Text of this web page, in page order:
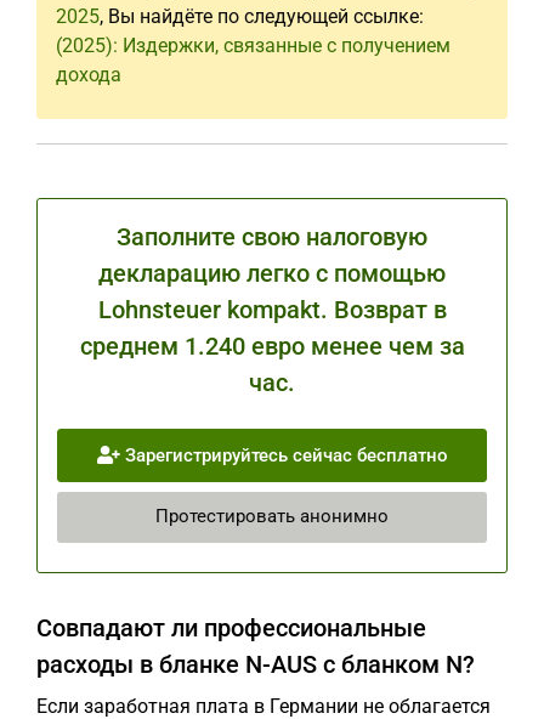
2025, Вы найдёте по следующей ссылке:
(2025): Издержки, связанные с получением
дохода
Заполните свою налоговую
декларацию легко с помощью
Lohnsteuer kompakt. Возврат в
среднем 1.240 евро менее чем за
час.
Зарегистрируйтесь сейчас бесплатно
Протестировать анонимно
Совпадают ли профессиональные
расходы в бланке N-AUS с бланком N?
Если заработная плата в Германии не облагается